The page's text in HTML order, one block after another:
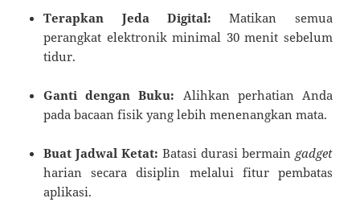
Terapkan Jeda Digital: Matikan semua
perangkat elektronik minimal 30 menit sebelum
tidur.
Ganti dengan Buku: Alihkan perhatian Anda
pada bacaan fisik yang lebih menenangkan mata.
Buat Jadwal Ketat: Batasi durasi bermain gadget
harian secara disiplin melalui fitur pembatas
aplikasi.